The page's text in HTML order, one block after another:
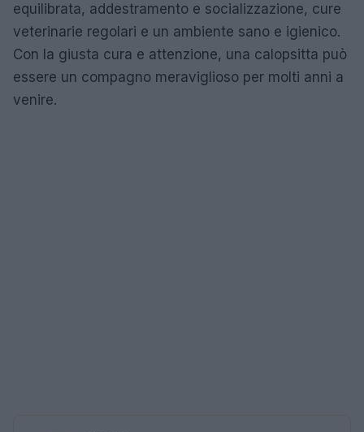
equilibrata, addestramento e socializzazione, cure
veterinarie regolari e un ambiente sano e igienico.
Con la giusta cura e attenzione, una calopsitta può
essere un compagno meraviglioso per molti anni a
venire.